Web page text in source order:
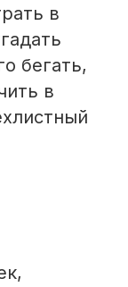
в
бегать,
в